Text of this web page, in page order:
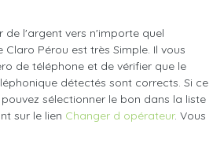
de l'argent vers n'importe quel
Pérou est très Simple. Il vous
de téléphone et de vérifier que le
détectés sont corrects. Si ce
sélectionner le bon dans la liste
sur le lien Changer d opérateur. Vous